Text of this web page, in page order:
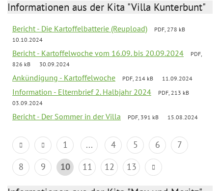
Informationen aus der Kita "Villa Kunterbunt"
Bericht - Die Kartoffelbatterie (Reupload)
PDF, 278 kB
10.10.2024
Bericht - Kartoffelwoche vom 16.09. bis 20.09.2024
PDF,
826 kB
30.09.2024
Ankündigung - Kartoffelwoche PDF, 214 kB 11.09.2024
Information - Elternbrief 2. Halbjahr 2024
PDF, 213 kB
03.09.2024
Bericht - Der Sommer in der Villa PDF, 391 kB 15.08.2024
1 ... 4 5 6
7
8
9 10 11 12 13